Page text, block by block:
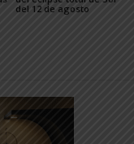
del 12 de agosto